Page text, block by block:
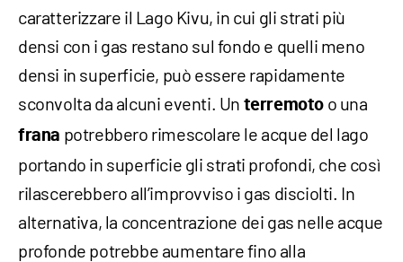
caratterizzare il Lago Kivu, in cui gli strati più
densi con i gas restano sul fondo e quelli meno
densi in superficie, può essere rapidamente
sconvolta da alcuni eventi. Un terremoto o una
frana potrebbero rimescolare le acque del lago
portando in superficie gli strati profondi, che così
rilascerebbero all’improvviso i gas disciolti. In
alternativa, la concentrazione dei gas nelle acque
profonde potrebbe aumentare fino alla